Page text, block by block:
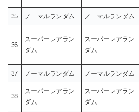
35 ノーマルランダム ノーマルランダム
36
スーパーレアラン
ダム
スーパーレアラン
ダム
37 ノーマルランダム ノーマルランダム
38
スーパーレアラン
ダム
スーパーレアラン
ダム